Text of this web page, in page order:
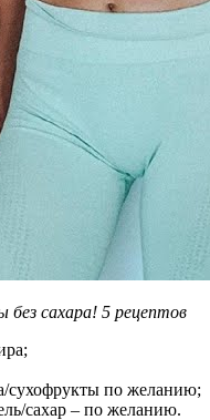
сахара! 5 рецептов
сухофрукты по желанию;
сахар – по желанию.